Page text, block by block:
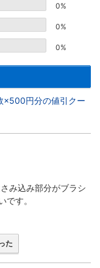
0%
0%
0%
×500円分の値引クー
み込み部分がブラシ
です。
た